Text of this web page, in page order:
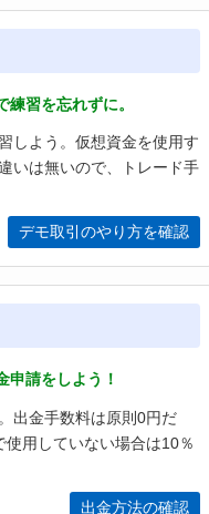
習を忘れずに。
しよう。仮想資金を使用す
いは無いので、トレード手
デモ取引のやり方を確認
申請をしよう！
出金手数料は原則0円だ
用していない場合は10％
出金方法の確認